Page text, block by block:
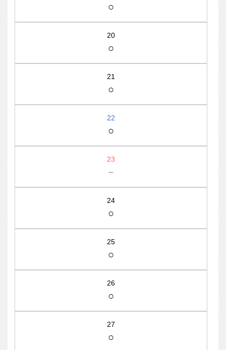
○
20
○
21
○
22
○
23
－
24
○
25
○
26
○
27
○